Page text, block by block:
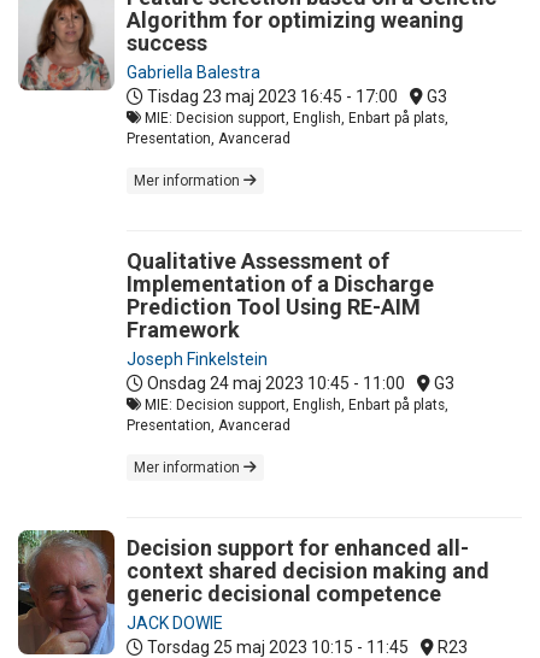
Algorithm for optimizing weaning
success
Gabriella Balestra
Tisdag 23 maj 2023 16:45 - 17:00 G3
MIE: Decision support, English, Enbart på plats,
Presentation, Avancerad
Mer information
Qualitative Assessment of
Implementation of a Discharge
Prediction Tool Using RE-AIM
Framework
Joseph Finkelstein
Onsdag 24 maj 2023 10:45 - 11:00 G3
MIE: Decision support, English, Enbart på plats,
Presentation, Avancerad
Mer information
Decision support for enhanced all-
context shared decision making and
generic decisional competence
JACK DOWIE
Torsdag 25 maj 2023 10:15 - 11:45 R23